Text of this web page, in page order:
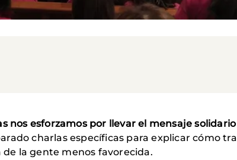
nos esforzamos por llevar el mensaje
charlas específicas para explicar cómo
la gente menos favorecida.